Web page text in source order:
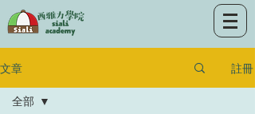
文章 註冊
全部